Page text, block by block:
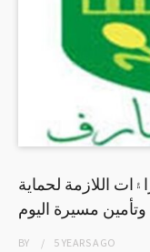
اللازمة لحماية
وتأمين مسيرة اليوم
BY 5 YEARSAGO